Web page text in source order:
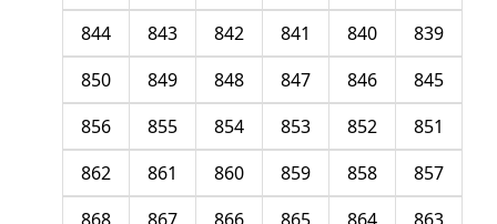
839
840
841
842
843
844
845
846
847
848
849
850
851
852
853
854
855
856
857
858
859
860
861
862